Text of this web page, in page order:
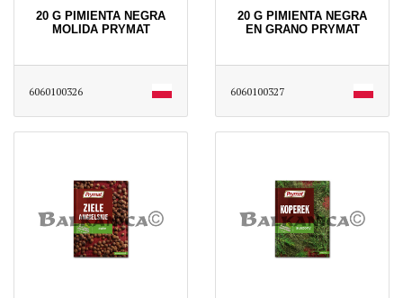
20 G PIMIENTA NEGRA
MOLIDA PRYMAT
6060100326
20 G PIMIENTA NEGRA
EN GRANO PRYMAT
6060100327